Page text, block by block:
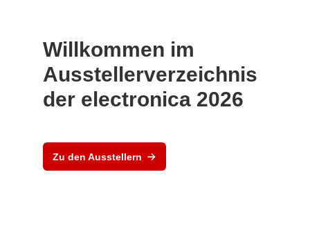
Willkommen im
Ausstellerverzeichnis
der electronica 2026
Zu den Ausstellern